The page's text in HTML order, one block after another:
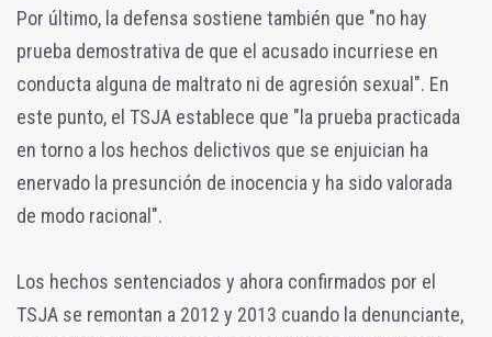
Por último, la defensa sostiene también que "no hay
prueba demostrativa de que el acusado incurriese en
conducta alguna de maltrato ni de agresión sexual". En
este punto, el TSJA establece que "la prueba practicada
en torno a los hechos delictivos que se enjuician ha
enervado la presunción de inocencia y ha sido valorada
de modo racional".
Los hechos sentenciados y ahora confirmados por el
TSJA se remontan a 2012 y 2013 cuando la denunciante,